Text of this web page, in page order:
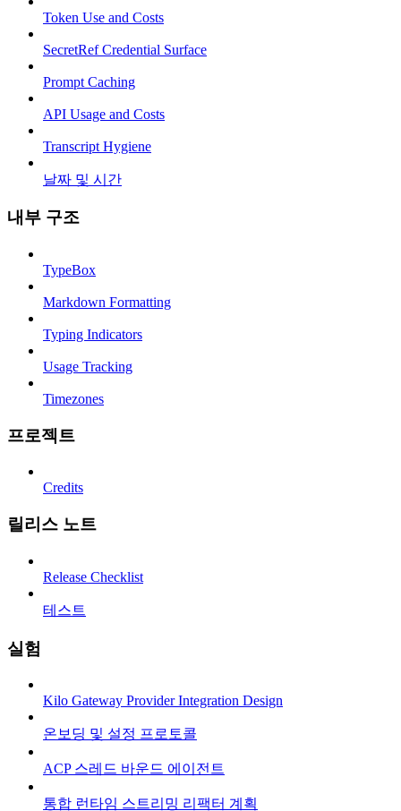
Token Use and Costs
SecretRef Credential Surface
Prompt Caching
API Usage and Costs
Transcript Hygiene
날짜 및 시간
내부 구조
TypeBox
Markdown Formatting
Typing Indicators
Usage Tracking
Timezones
프로젝트
Credits
릴리스 노트
Release Checklist
테스트
실험
Kilo Gateway Provider Integration Design
온보딩 및 설정 프로토콜
ACP 스레드 바운드 에이전트
통합 런타임 스트리밍 리팩터 계획